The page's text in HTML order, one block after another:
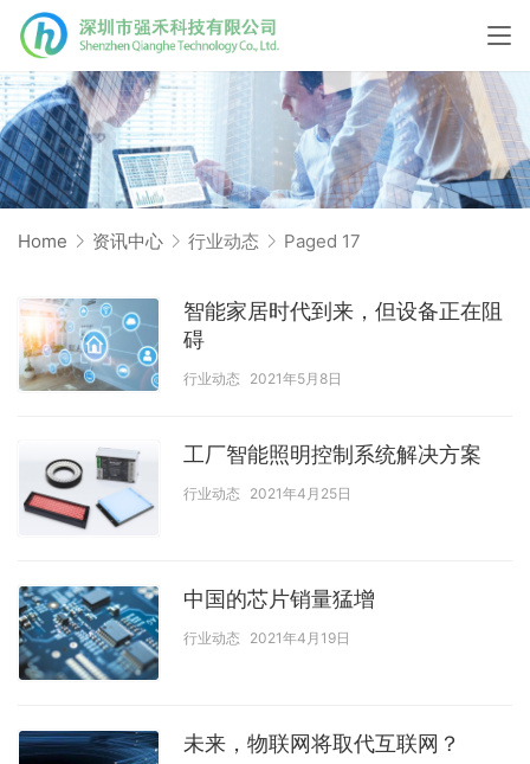
Home 资讯中心 行业动态 Paged 17
智能家居时代到来，但设备正在阻
碍
行业动态 2021年5月8日
工厂智能照明控制系统解决方案
行业动态 2021年4月25日
中国的芯片销量猛增
行业动态 2021年4月19日
未来，物联网将取代互联网？